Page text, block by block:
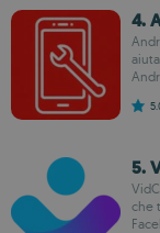
4.
5.
che